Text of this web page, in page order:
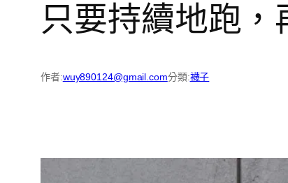
只要持續地跑
作者:wuy890124@gmail.com分類:襪子